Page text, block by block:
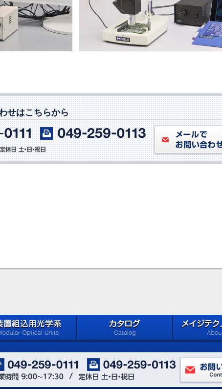
せはこちらから
メールでお問い合わせ
(Microscope
for Reflected
(Catalog Download Site)
Meiji Techno)